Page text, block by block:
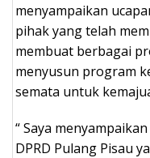
menyampaikan
pihak yang telah
membuat berbagai
menyusun program
semata untuk
“ Saya
DPRD Pulang Pisau